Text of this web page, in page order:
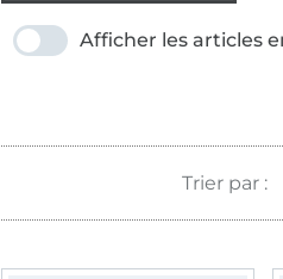
Afficher les articles